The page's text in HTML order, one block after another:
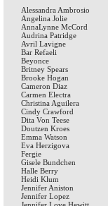
Alessandra Ambrosio
Angelina Jolie
AnnaLynne McCord
Audrina Patridge
Avril Lavigne
Bar Refaeli
Beyonce
Britney Spears
Brooke Hogan
Cameron Diaz
Carmen Electra
Christina Aguilera
Cindy Crawford
Dita Von Teese
Doutzen Kroes
Emma Watson
Eva Herzigova
Fergie
Gisele Bundchen
Halle Berry
Heidi Klum
Jennifer Aniston
Jennifer Lopez